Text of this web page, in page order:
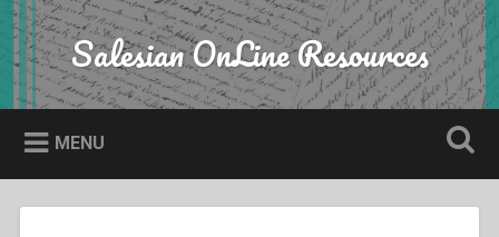
Skip
to
content
Search Salesian OnLine Resources
MENU